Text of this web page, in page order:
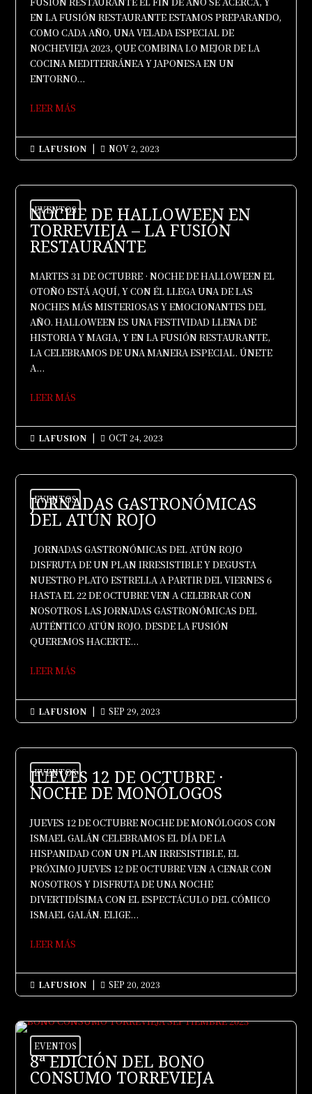
EN LA FUSIÓN RESTAURANTE ESTAMOS PREPARANDO,
COMO CADA AÑO, UNA VELADA ESPECIAL DE
NOCHEVIEJA 2023, QUE COMBINA LO MEJOR DE LA
COCINA MEDITERRÁNEA Y JAPONESA EN UN
ENTORNO...
LEER MÁS
 LAFUSION |  NOV 2, 2023
EVENTOS
NOCHE DE HALLOWEEN EN
TORREVIEJA – LA FUSIÓN
RESTAURANTE
MARTES 31 DE OCTUBRE · NOCHE DE HALLOWEEN EL
OTOÑO ESTÁ AQUÍ, Y CON ÉL LLEGA UNA DE LAS
NOCHES MÁS MISTERIOSAS Y EMOCIONANTES DEL
AÑO. HALLOWEEN ES UNA FESTIVIDAD LLENA DE
HISTORIA Y MAGIA, Y EN LA FUSIÓN RESTAURANTE,
LA CELEBRAMOS DE UNA MANERA ESPECIAL. ÚNETE
A...
LEER MÁS
 LAFUSION |  OCT 24, 2023
EVENTOS
JORNADAS GASTRONÓMICAS
DEL ATÚN ROJO
JORNADAS GASTRONÓMICAS DEL ATÚN ROJO
DISFRUTA DE UN PLAN IRRESISTIBLE Y DEGUSTA
NUESTRO PLATO ESTRELLA A PARTIR DEL VIERNES 6
HASTA EL 22 DE OCTUBRE VEN A CELEBRAR CON
NOSOTROS LAS JORNADAS GASTRONÓMICAS DEL
AUTÉNTICO ATÚN ROJO. DESDE LA FUSIÓN
QUEREMOS HACERTE...
LEER MÁS
 LAFUSION |  SEP 29, 2023
EVENTOS
JUEVES 12 DE OCTUBRE ·
NOCHE DE MONÓLOGOS
JUEVES 12 DE OCTUBRE NOCHE DE MONÓLOGOS CON
ISMAEL GALÁN CELEBRAMOS EL DÍA DE LA
HISPANIDAD CON UN PLAN IRRESISTIBLE, EL
PRÓXIMO JUEVES 12 DE OCTUBRE VEN A CENAR CON
NOSOTROS Y DISFRUTA DE UNA NOCHE
DIVERTIDÍSIMA CON EL ESPECTÁCULO DEL CÓMICO
ISMAEL GALÁN. ELIGE...
LEER MÁS
 LAFUSION |  SEP 20, 2023
EVENTOS
8ª EDICIÓN DEL BONO
CONSUMO TORREVIEJA